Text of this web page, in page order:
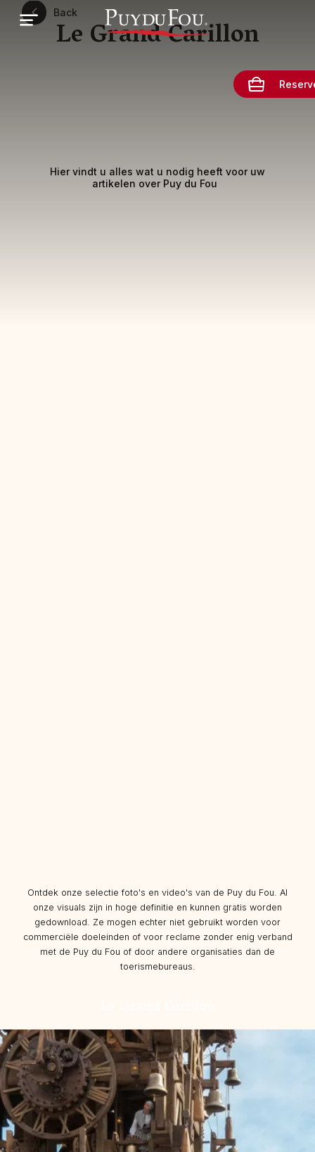
Overslaan
naar
Back
Le Grand Carillon
Hier vindt u alles wat u nodig heeft voor uw
artikelen over Puy du Fou
Ontdek onze selectie foto's en video's van de Puy du Fou. Al
onze visuals zijn in hoge definitie en kunnen gratis worden
gedownload. Ze mogen echter niet gebruikt worden voor
commerciële doeleinden of voor reclame zonder enig verband
met de Puy du Fou of door andere organisaties dan de
toerismebureaus.